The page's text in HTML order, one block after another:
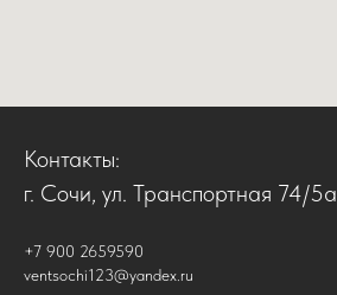
Контакты:
г. Сочи, ул. Транспортная 74/5а
+7 900 2659590
ventsochi123@yandex.ru